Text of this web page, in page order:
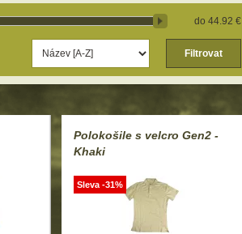
44.92 €
Filtrovat
Polokošile s velcro Gen2 -
Khaki
Sleva -31%